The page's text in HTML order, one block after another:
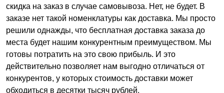
скидка на заказ в случае самовывоза. Нет, не будет. В
заказе нет такой номенклатуры как доставка. Мы просто
решили однажды, что бесплатная доставка заказа до
места будет нашим конкурентным преимуществом. Мы
готовы потратить на это свою прибыль. И это
действительно позволяет нам выгодно отличаться от
конкурентов, у которых стоимость доставки может
обходиться в десятки тысяч рублей.